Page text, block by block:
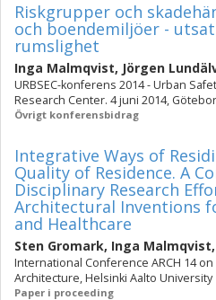
Riskgrupper och
och boendemiljöer -
rumslighet
Inga Malmqvist, Jörgen
URBSEC-konferens 2014 - Urban
Research Center. 4 juni 2014,
Övrigt konferensbidrag
Integrative Ways of
Quality of Residence. A
Disciplinary Research
Architectural Inventions
and Healthcare
Sten Gromark, Inga Malmqvist,
International Conference ARCH 14
Architecture, Helsinki Aalto University
Paper i proceeding